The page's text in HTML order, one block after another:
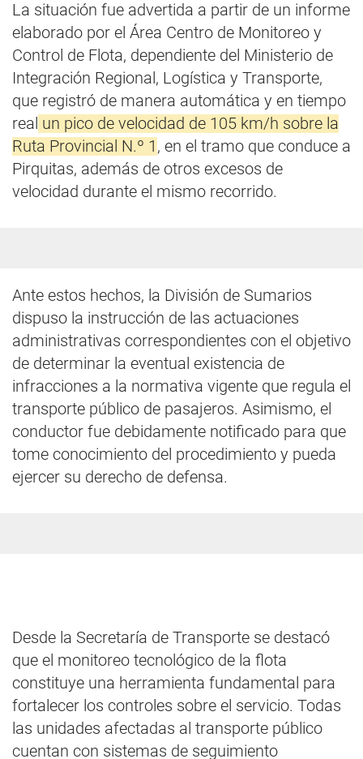
La situación fue advertida a partir de un informe
elaborado por el Área Centro de Monitoreo y
Control de Flota, dependiente del Ministerio de
Integración Regional, Logística y Transporte,
que registró de manera automática y en tiempo
real un pico de velocidad de 105 km/h sobre la
Ruta Provincial N.º 1 , en el tramo que conduce a
Pirquitas, además de otros excesos de
velocidad durante el mismo recorrido.
Ante estos hechos, la División de Sumarios
dispuso la instrucción de las actuaciones
administrativas correspondientes con el objetivo
de determinar la eventual existencia de
infracciones a la normativa vigente que regula el
transporte público de pasajeros. Asimismo, el
conductor fue debidamente notificado para que
tome conocimiento del procedimiento y pueda
ejercer su derecho de defensa.
Desde la Secretaría de Transporte se destacó
que el monitoreo tecnológico de la flota
constituye una herramienta fundamental para
fortalecer los controles sobre el servicio. Todas
las unidades afectadas al transporte público
cuentan con sistemas de seguimiento